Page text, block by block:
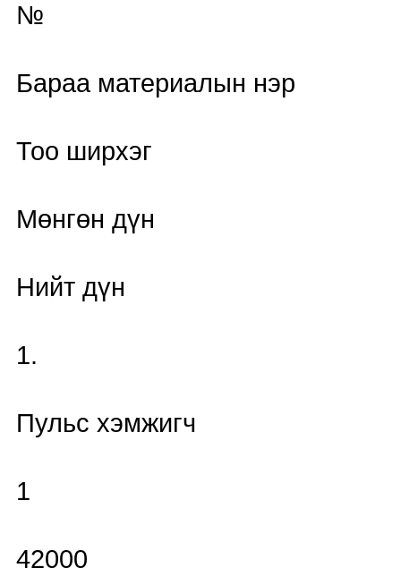
№
Бараа материалын нэр
Тоо ширхэг
Мөнгөн дүн
Нийт дүн
1.
Пульс хэмжигч
1
42000